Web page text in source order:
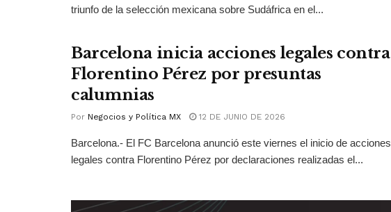
triunfo de la selección mexicana sobre Sudáfrica en el...
Barcelona inicia acciones legales contra
Florentino Pérez por presuntas
calumnias
Por Negocios y Política MX 12 DE JUNIO DE 2026
Barcelona.- El FC Barcelona anunció este viernes el inicio de acciones
legales contra Florentino Pérez por declaraciones realizadas el...